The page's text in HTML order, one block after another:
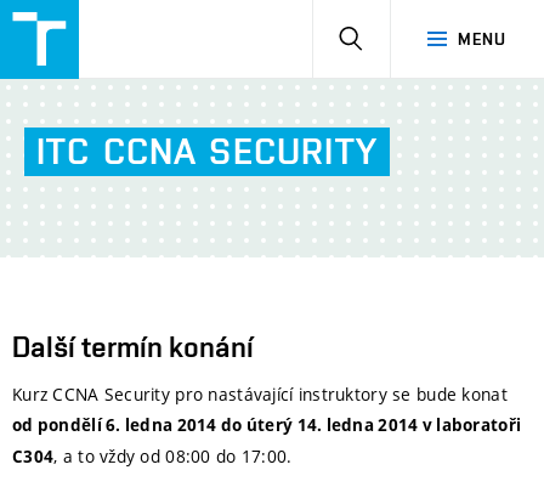
FIT
MENU
ITC CCNA SECURITY
Další termín konání
Kurz CCNA Security pro nastávající instruktory se bude konat
od pondělí 6. ledna 2014 do úterý 14. ledna 2014 v laboratoři
C304, a to vždy od 08:00 do 17:00.